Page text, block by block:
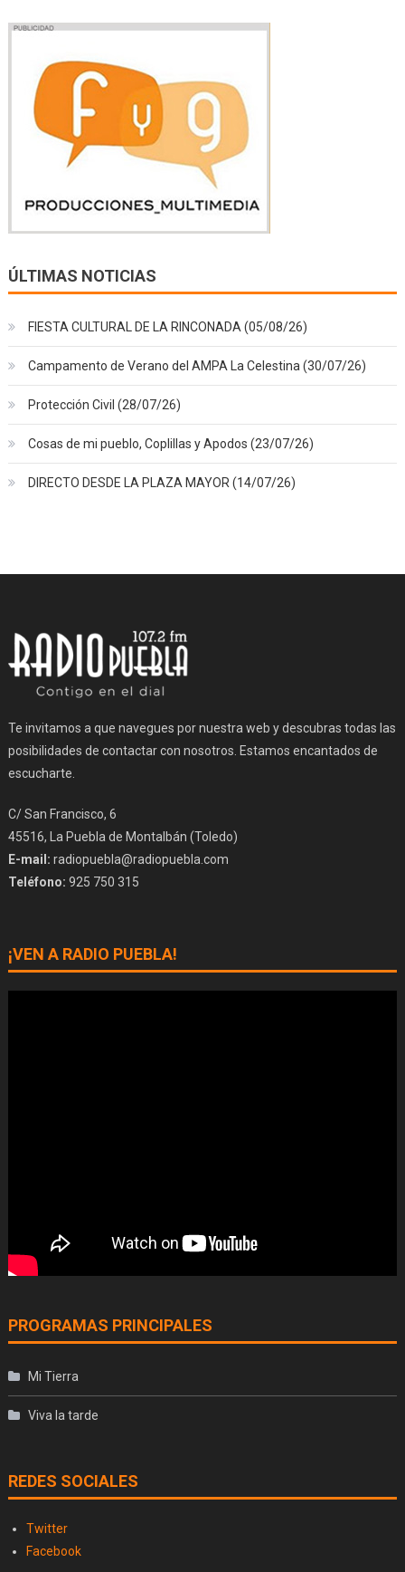
ÚLTIMAS NOTICIAS
FIESTA CULTURAL DE LA RINCONADA (05/08/26)
Campamento de Verano del AMPA La Celestina (30/07/26)
Protección Civil (28/07/26)
Cosas de mi pueblo, Coplillas y Apodos (23/07/26)
DIRECTO DESDE LA PLAZA MAYOR (14/07/26)
Te invitamos a que navegues por nuestra web y descubras todas las
posibilidades de contactar con nosotros. Estamos encantados de
escucharte.
C/ San Francisco, 6
45516, La Puebla de Montalbán (Toledo)
E-mail: radiopuebla@radiopuebla.com
Teléfono: 925 750 315
¡VEN A RADIO PUEBLA!
PROGRAMAS PRINCIPALES
Mi Tierra
Viva la tarde
REDES SOCIALES
Twitter
Facebook